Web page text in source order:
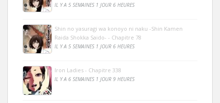
IL Y A 5 SEMAINES 1 JOUR 6 HEURES
Shin no yasuragi wa konoyo ni naku -Shin Kamen
Raida Shokka Saido- - Chapitre 78
IL Y A 5 SEMAINES 1 JOUR 6 HEURES
Iron Ladies - Chapitre 338
IL Y A 6 SEMAINES 1 JOUR 9 HEURES